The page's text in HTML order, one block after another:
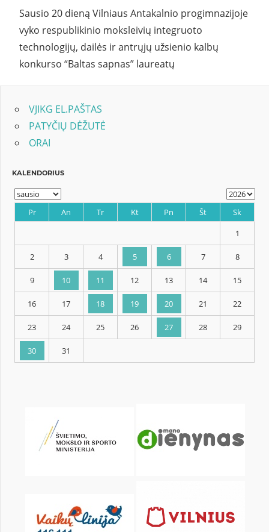
Sausio 20 dieną Vilniaus Antakalnio progimnazijoje
vyko respublikinio moksleivių integruoto
technologijų, dailės ir antrųjų užsienio kalbų
konkurso “Baltas sapnas” laureatų
VJIKG EL.PAŠTAS
PATYČIŲ DĖŽUTĖ
ORAI